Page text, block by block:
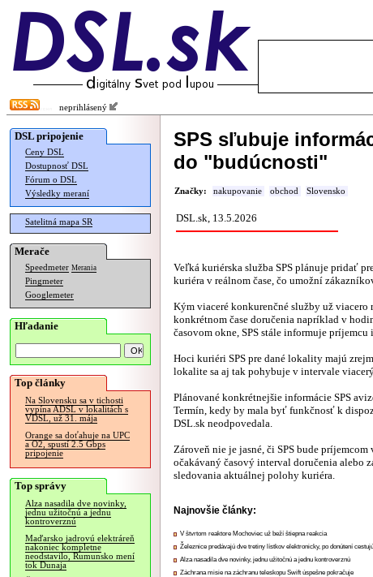
neprihlásený
DSL pripojenie
Ceny DSL
Dostupnosť DSL
Fórum o DSL
Výsledky meraní
Satelitná mapa SR
Merače
Speedmeter Merania
Pingmeter
Googlemeter
Hľadanie
Top články
Na Slovensku sa v tichosti
vypína ADSL v lokalitách s
VDSL, už 31. mája
Orange sa doťahuje na UPC
a O2, spustí 2.5 Gbps
pripojenie
Top správy
Alza nasadila dve novinky,
jednu užitočnú a jednu
kontroverznú
Maďarsko jadrovú elektráreň
nakoniec kompletne
neodstavilo, Rumunsko mení
tok Dunaja
SPS sľubuje
do "budúcnosti"
Značky: nakupovanie obchod Slovensko
DSL.sk, 13.5.2026
Veľká kuriérska služba SPS plánuje pridať
kuriéra v reálnom čase, čo umožní
Kým viaceré konkurenčné služby už
konkrétnom čase doručenia napríklad v
časovom okne, SPS stále informuje
Hoci kuriéri SPS pre dané lokality majú
lokalite sa aj tak pohybuje v intervale
Plánované konkrétnejšie informácie SPS
Termín, kedy by mala byť funkčnosť k
DSL.sk neodpovedala.
Zároveň nie je jasné, či SPS bude
očakávaný časový interval doručenia alebo
sledovania aktuálnej polohy kuriéra.
Najnovšie články:
V štvrtom reaktore Mochoviec už beží štiepna reakcia
Železnice predávajú dve tretiny lístkov elektronicky, po donútení
Alza nasadila dve novinky, jednu užitočnú a jednu kontroverznú
Záchrana misie na záchranu teleskopu Swift úspešne pokračuje